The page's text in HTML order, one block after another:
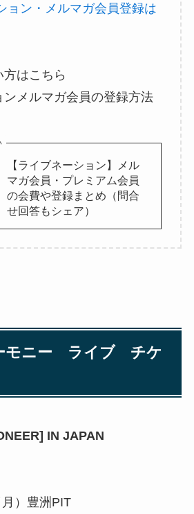
ョン・メルマガ会員登録は
はこちら
ンメルマガ会員の登録方法
【ライブネーション】メル
マガ会員・プレミアム会員
の会費や登録まとめ（問合
せ回答もシェア）
モニー ライブ チケ
IN JAPAN
）豊洲PIT